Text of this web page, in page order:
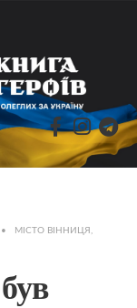
• МІСТО ВІННИЦЯ ,